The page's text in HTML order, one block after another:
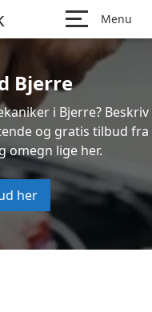
Menu
Bjerre
i Bjerre? Beskriv
og gratis tilbud fra
omegn lige her.
her